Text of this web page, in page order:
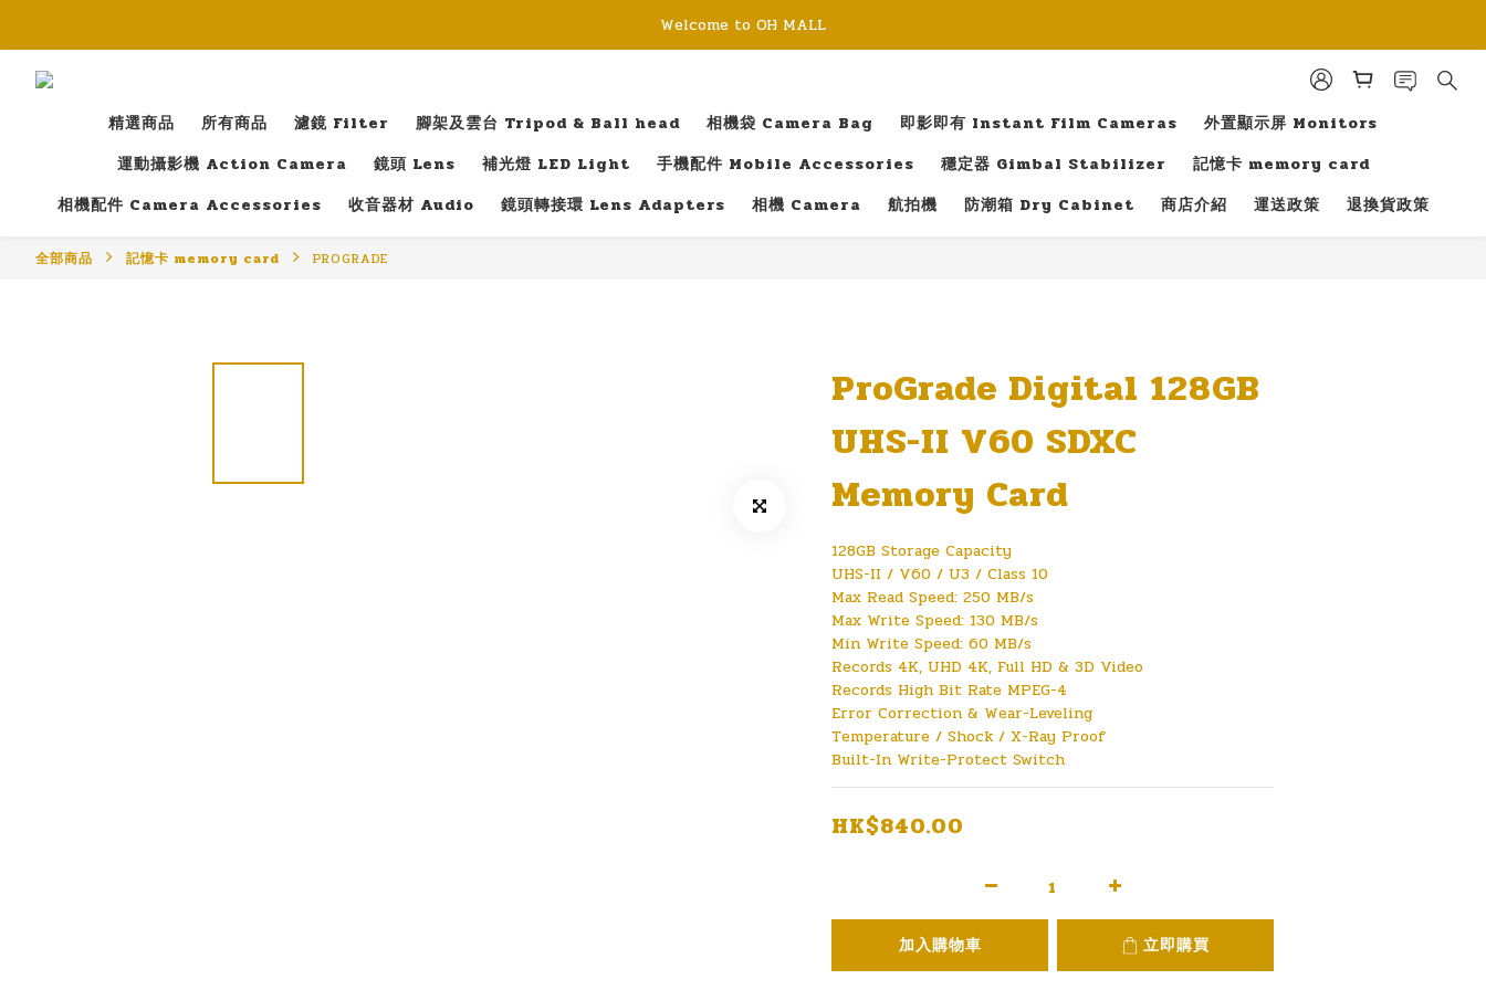
Welcome to OH MALL
精選商品 所有商品 濾鏡 Filter 腳架及雲台 Tripod & Ball head 相機袋 Camera Bag 即影即有 Instant Film Cameras
外置顯示屏 Monitors
運動攝影機 Action Camera
鏡頭 Lens 補光燈 LED Light 手機配件 Mobile Accessories 穩定器 Gimbal Stabilizer
記憶卡 memory card
相機配件 Camera Accessories
收音器材 Audio 鏡頭轉接環 Lens Adapters 相機 Camera 航拍機 防潮箱 Dry Cabinet 商店介紹 運送政策 退換貨政策
全部商品 記憶卡 memory card PROGRADE
ProGrade Digital 128GB
UHS-II V60 SDXC
Memory Card
128GB Storage Capacity
UHS-II / V60 / U3 / Class 10
Max Read Speed: 250 MB/s
Max Write Speed: 130 MB/s
Min Write Speed: 60 MB/s
Records 4K, UHD 4K, Full HD & 3D Video
Records High Bit Rate MPEG-4
Error Correction & Wear-Leveling
Temperature / Shock / X-Ray Proof
Built-In Write-Protect Switch
HK$840.00
加入購物車 立即購買